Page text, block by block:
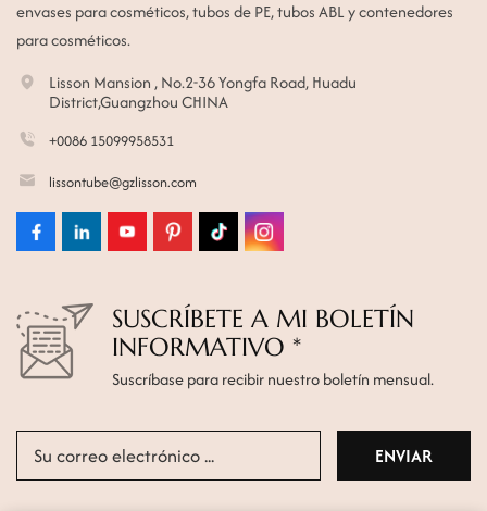
envases para cosméticos, tubos de PE, tubos ABL y contenedores
para cosméticos.
Lisson Mansion , No.2-36 Yongfa Road, Huadu
District,Guangzhou CHINA
+0086 15099958531
lissontube@gzlisson.com
SUSCRÍBETE A MI BOLETÍN
INFORMATIVO *
Suscríbase para recibir nuestro boletín mensual.